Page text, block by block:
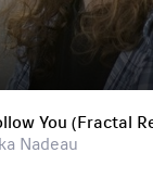
You (Fractal
Nadeau